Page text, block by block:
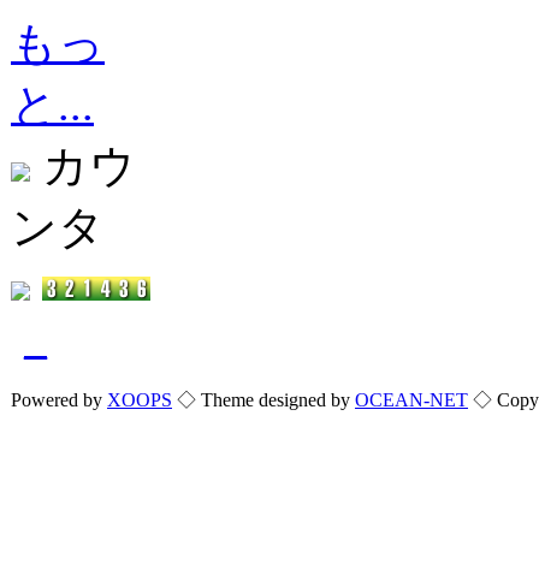
もっ
と...
カウ
ンタ
Powered by XOOPS ◇ Theme designed by OCEAN-NET ◇